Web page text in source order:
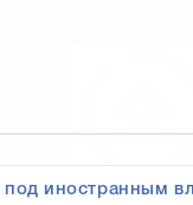
иностранным